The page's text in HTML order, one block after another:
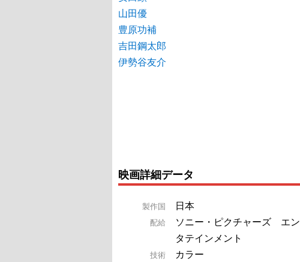
山田優
豊原功補
吉田鋼太郎
伊勢谷友介
映画詳細データ
製作国 日本
配給
ソニー・ピクチャーズ エン
タテインメント
技術 カラー